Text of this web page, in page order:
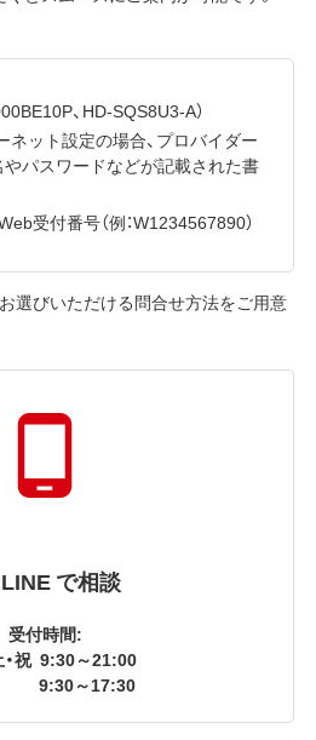
、HD-SQS8U3-A）
ット設定の場合、プロバイダー
パスワードなどが記載された書
受付番号（例：W1234567890）
選びいただける問合せ方法をご用意
LINE で相談
受付時間:
祝 9:30～21:00
9:30～17:30